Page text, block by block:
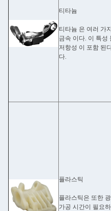
티타늄
티타늄 은 여러 가
금속 이다. 이 특성
저항성 이 포함 된
다.
플라스틱
플라스틱은 또한
가공 시간이 필요